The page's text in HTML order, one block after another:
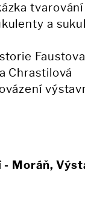
a
Chrastilová
- Moráň,